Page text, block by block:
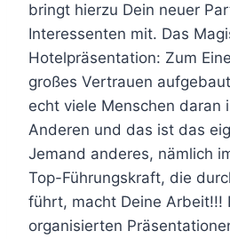
bringt hierzu Dein neuer
Interessenten mit. Das
Hotelpräsentation: Zum
großes Vertrauen
echt viele Menschen daran
Anderen und das ist das
Jemand anderes, nämlich
Top-Führungskraft, die
führt, macht Deine Arbeit!!!
organisierten